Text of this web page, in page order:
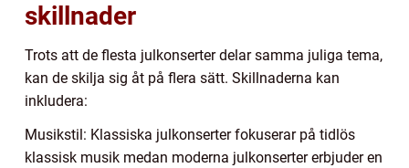
skillnader
Trots att de flesta julkonserter delar samma juliga tema,
kan de skilja sig åt på flera sätt. Skillnaderna kan
inkludera:
Musikstil: Klassiska julkonserter fokuserar på tidlös
klassisk musik medan moderna julkonserter erbjuder en